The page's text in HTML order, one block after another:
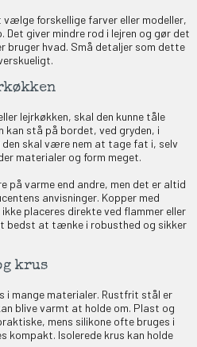
forskellige farver eller modeller,
Det giver mindre rod i lejren og gør det
bruger hvad. Små detaljer som dette
lejrkøkken, skal den kunne tåle
kan stå på bordet, ved gryden, i
skal være nem at tage fat i, selv
materialer og form meget.
varme end andre, men det er altid
anvisninger. Kopper med
placeres direkte ved flammer eller
bedst at tænke i robusthed og sikker
krus
i mange materialer. Rustfrit stål er
blive varmt at holde om. Plast og
mens silikone ofte bruges i
kompakt. Isolerede krus kan holde